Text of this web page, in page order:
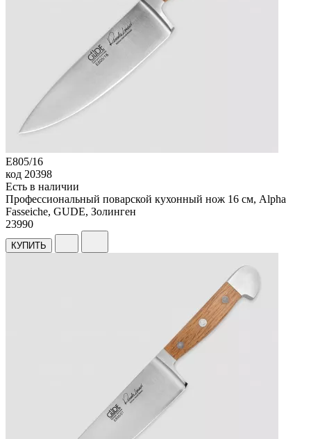
E805/16
код 20398
Есть в наличии
Профессиональный поварской кухонный нож 16 см, Alpha
Fasseiche, GUDE, Золинген
23990
КУПИТЬ